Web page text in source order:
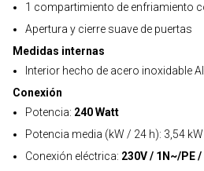
1 compartimiento de enfriamiento
Apertura y cierre suave de puertas
Medidas internas
Interior hecho de acero inoxidable
Conexión
Potencia: 240 Watt
Potencia media (kW / 24 h): 3,54 kW
Conexión eléctrica: 230V / 1N~/PE /